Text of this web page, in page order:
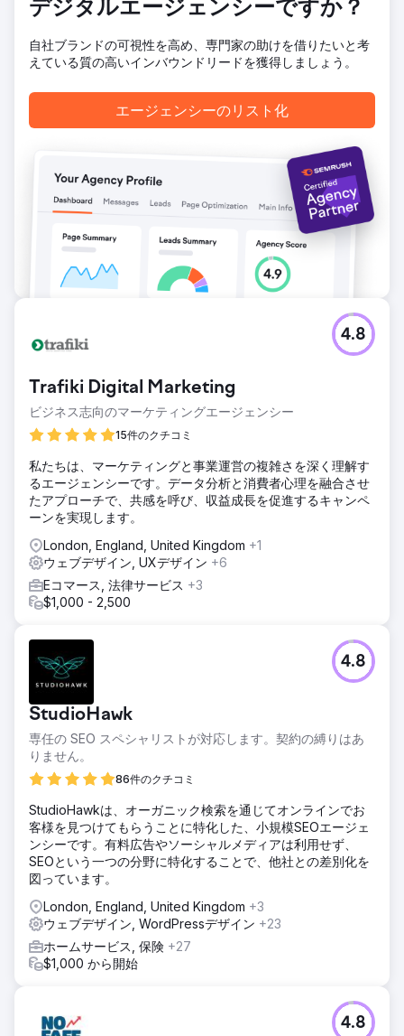
エージェンシーページに移動
デジタルエージェンシーですか？
自社ブランドの可視性を高め、専門家の助けを借りたいと考
えている質の高いインバウンドリードを獲得しましょう。
エージェンシーのリスト化
Trafiki Digital Marketing
ビジネス志向のマーケティングエージェンシー
15件のクチコミ
4.8
私たちは、マーケティングと事業運営の複雑さを深く理解す
るエージェンシーです。データ分析と消費者心理を融合させ
たアプローチで、共感を呼び、収益成長を促進するキャンペ
ーンを実現します。
London, England, United Kingdom +1
ウェブデザイン, UXデザイン +6
Eコマース, 法律サービス +3
$1,000 - 2,500
StudioHawk
専任の SEO スペシャリストが対応します。契約の縛りはあ
りません。
86件のクチコミ
4.8
StudioHawkは、オーガニック検索を通じてオンラインでお
客様を見つけてもらうことに特化した、小規模SEOエージェ
ンシーです。有料広告やソーシャルメディアは利用せず、
SEOという一つの分野に特化することで、他社との差別化を
図っています。
London, England, United Kingdom +3
ウェブデザイン, WordPressデザイン +23
ホームサービス, 保険 +27
$1,000 から開始
4.8